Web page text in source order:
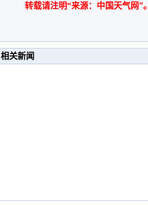
转载请注明“来源：中国天气网”。
相关新闻